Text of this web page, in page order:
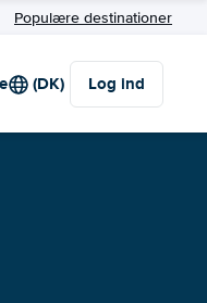
Populære destinationer
(DK) Log ind